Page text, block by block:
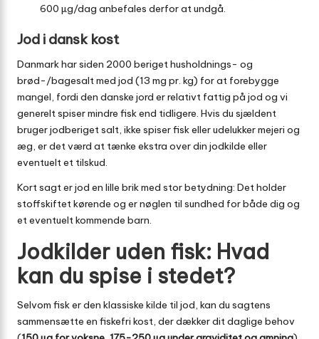
600 µg/dag anbefales derfor at undgå.
Jod i dansk kost
Danmark har siden 2000 beriget husholdnings- og
brød-/bagesalt med jod (13 mg pr. kg) for at forebygge
mangel, fordi den danske jord er relativt fattig på jod og vi
generelt spiser mindre fisk end tidligere. Hvis du sjældent
bruger jodberiget salt, ikke spiser fisk eller udelukker mejeri og
æg, er det værd at tænke ekstra over din jodkilde eller
eventuelt et tilskud.
Kort sagt er jod en lille brik med stor betydning: Det holder
stoffskiftet kørende og er nøglen til sundhed for både dig og
et eventuelt kommende barn.
Jodkilder uden fisk: Hvad
kan du spise i stedet?
Selvom fisk er den klassiske kilde til jod, kan du sagtens
sammensætte en fiskefri kost, der dækker dit daglige behov